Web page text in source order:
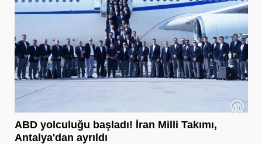
ABD yolculuğu başladı! İran Milli Takımı,
Antalya'dan ayrıldı